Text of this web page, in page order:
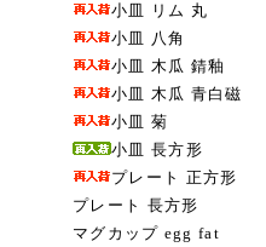
小皿 リム 丸
小皿 八角
小皿 木瓜 錆釉
小皿 木瓜 青白磁
小皿 菊
小皿 長方形
プレート 正方形
プレート 長方形
マグカップ egg fat